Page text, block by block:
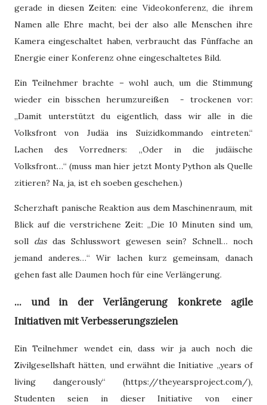
gerade in diesen Zeiten: eine Videokonferenz, die ihrem
Namen alle Ehre macht, bei der also alle Menschen ihre
Kamera eingeschaltet haben, verbraucht das Fünffache an
Energie einer Konferenz ohne eingeschaltetes Bild.
Ein Teilnehmer brachte – wohl auch, um die Stimmung
wieder ein bisschen herumzureißen
- trockenen vor:
„Damit unterstützt du eigentlich, dass wir alle in die
Volksfront von Judäa ins Suizidkommando eintreten.“
Lachen des Vorredners: „Oder in die judäische
Volksfront…“ (muss man hier jetzt Monty Python als Quelle
zitieren? Na, ja, ist eh soeben geschehen.)
Scherzhaft panische Reaktion aus dem Maschinenraum, mit
Blick auf die verstrichene Zeit: „Die 10 Minuten sind um,
soll dasdas Schlusswort gewesen sein? Schnell… noch
jemand anderes…“ Wir lachen kurz gemeinsam, danach
gehen fast alle Daumen hoch für eine Verlängerung.
... und in der Verlängerung konkrete agile
Initiativen mit Verbesserungszielen
Ein Teilnehmer wendet ein, dass
wir ja auch noch die
Zivilgesellshaft hätten, und erwähnt die Initiative „years of
living dangerously“ (https://theyearsproject.com/),
Studenten seien in dieser Initiative von einer